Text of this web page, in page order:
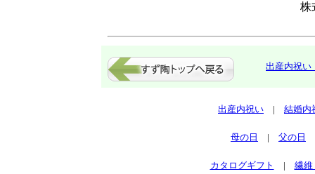
株
出産内祝い
出産内祝い | 結婚内
母の日 | 父の日
カタログギフト | 繊維